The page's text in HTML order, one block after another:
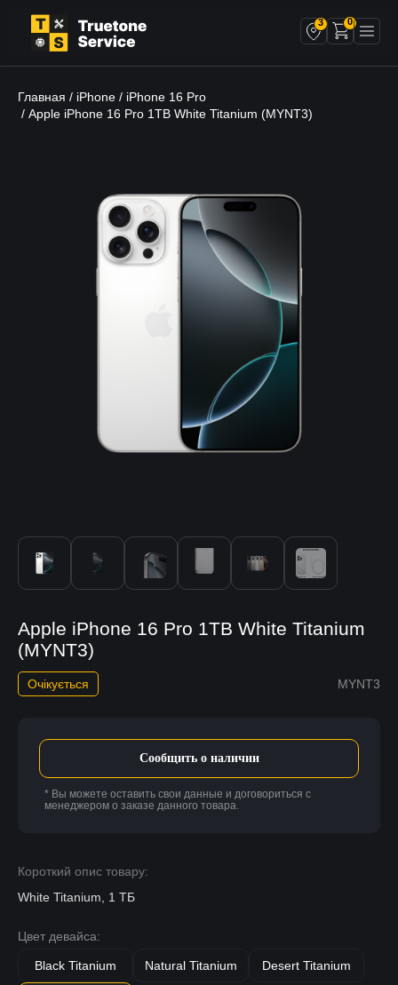
3 0
Главная / iPhone / iPhone 16 Pro
/ Apple iPhone 16 Pro 1TB White Titanium (MYNT3)
Apple iPhone 16 Pro 1TB White Titanium
(MYNT3)
MYNT3
Очікується
Короткий опис товару:
White Titanium, 1 ТБ
Цвет девайса:
Black Titanium Natural Titanium Desert Titanium
Сообщить о наличии
* Вы можете оставить свои данные и договориться с
менеджером о заказе данного товара.